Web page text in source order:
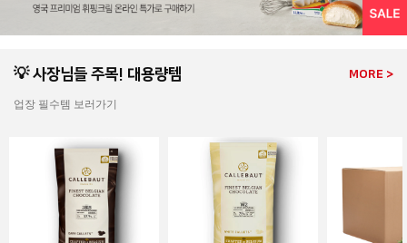
💡 사장님들 주목! 대용량템 MORE >
업장 필수템 보러가기